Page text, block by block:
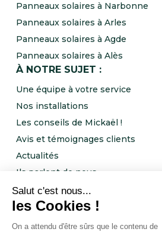
Panneaux solaires à Narbonne
Panneaux solaires à Arles
Panneaux solaires à Agde
Panneaux solaires à Alès
À NOTRE SUJET :
Une équipe à votre service
Nos installations
Les conseils de Mickaël !
Avis et témoignages clients
Actualités
Ils parlent de nous
Rejoignez l’équipe NRJ Ingénierie !
Notre programme de parrainage